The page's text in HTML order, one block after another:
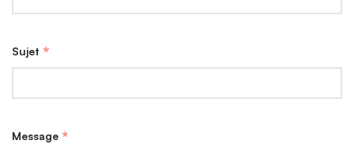
Sujet *
Message *